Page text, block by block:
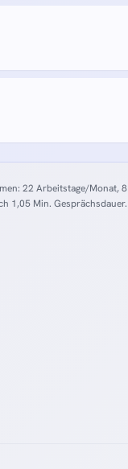
22 Arbeitstage/Monat, 8
1,05 Min. Gesprächsdauer.